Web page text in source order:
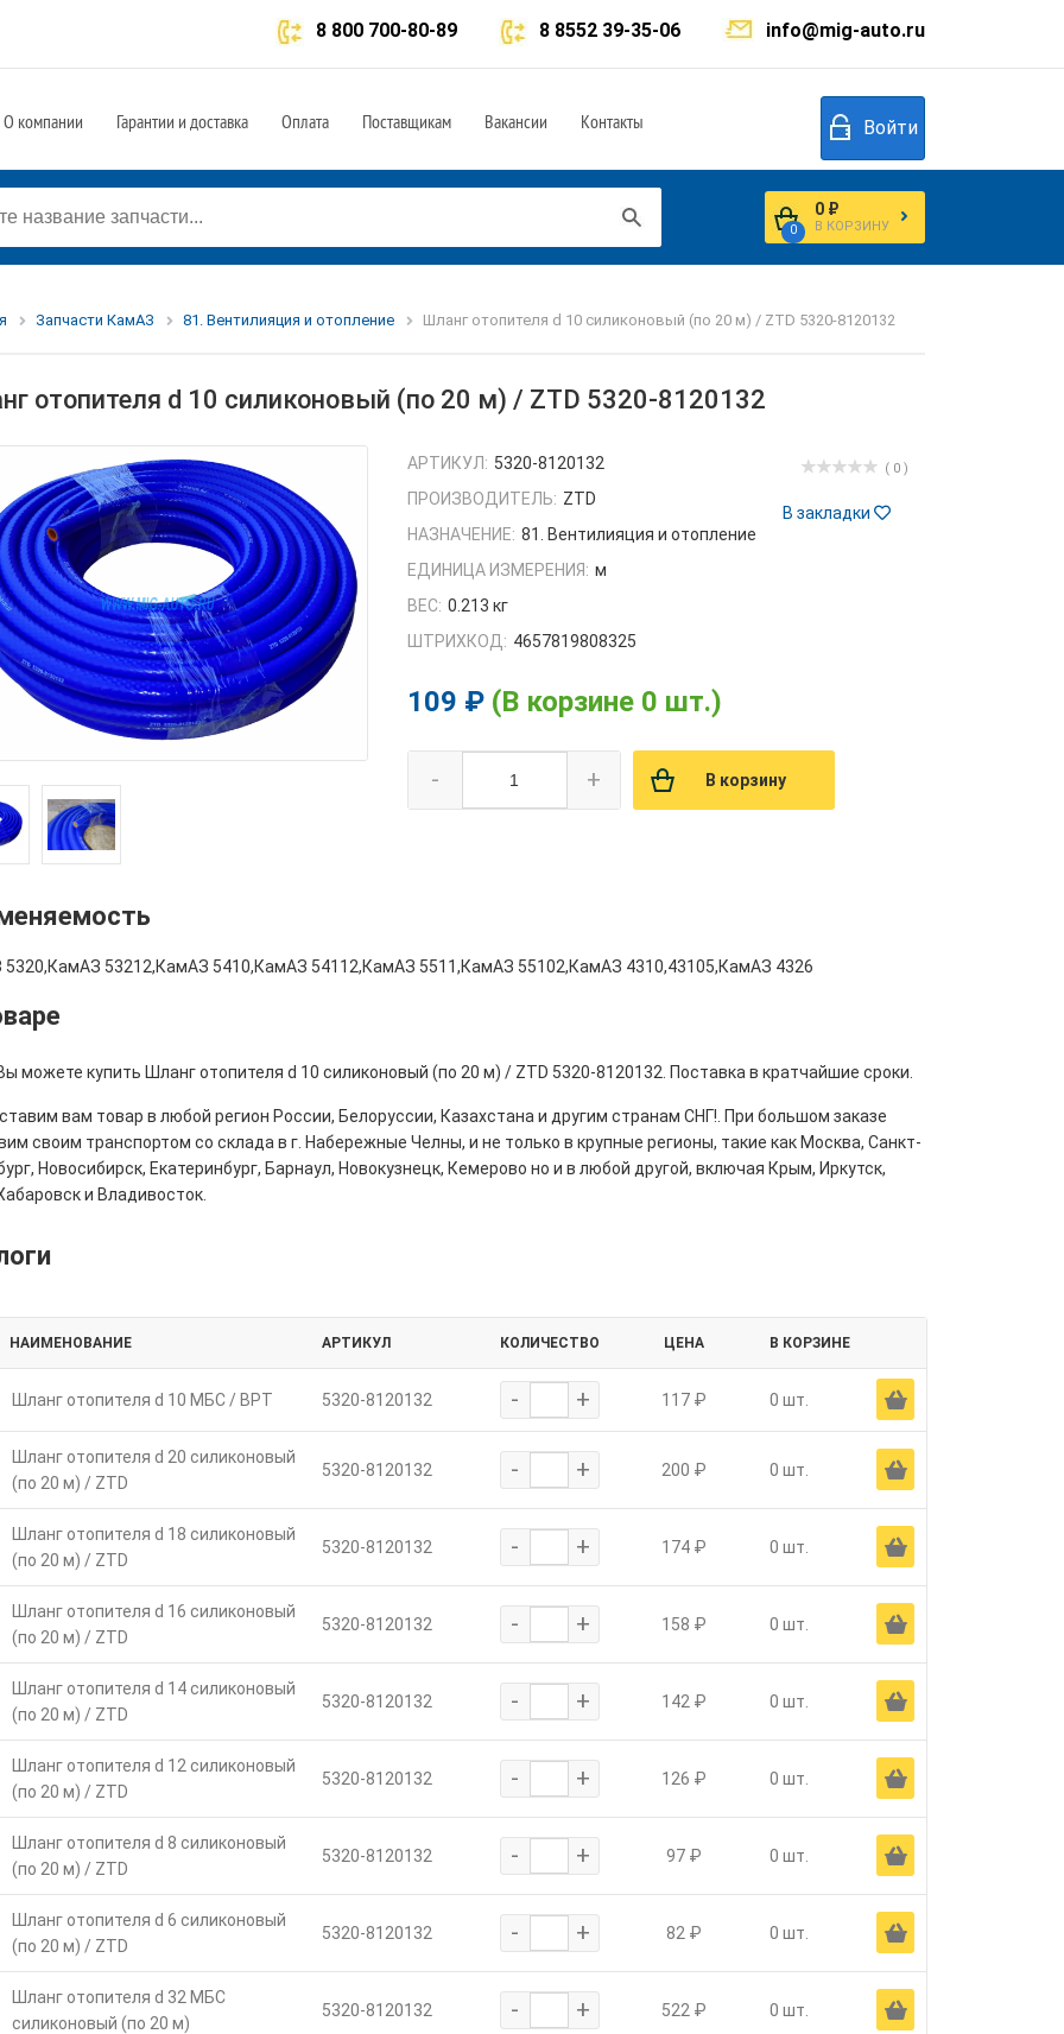
info@mig-auto.ru
8 8552 39-35-06
8 800 700-80-89
О компании Гарантии и доставка Оплата Поставщикам Вакансии Контакты Войти
0
0 ₽
В КОРЗИНУ
Запчасти КамАЗ 81. Вентилияция и отопление Шланг отопителя d 10 силиконовый (по 20 м) / ZTD 5320-8120132
отопителя d 10 силиконовый (по 20 м) / ZTD 5320-8120132
( 0 )
В закладки
АРТИКУЛ: 5320-8120132
ПРОИЗВОДИТЕЛЬ: ZTD
НАЗНАЧЕНИЕ: 81. Вентилияция и отопление
ЕДИНИЦА ИЗМЕРЕНИЯ: м
ВЕС: 0.213 кг
ШТРИХКОД: 4657819808325
109 ₽ (В корзине 0 шт.)
- + В корзину
5320,КамАЗ 53212,КамАЗ 5410,КамАЗ 54112,КамАЗ 5511,КамАЗ 55102,КамАЗ 4310,43105,КамАЗ 4326
можете купить Шланг отопителя d 10 силиконовый (по 20 м) / ZTD 5320-8120132. Поставка в кратчайшие сроки.
вам товар в любой регион России, Белоруссии, Казахстана и другим странам СНГ!. При большом заказе
своим транспортом со склада в г. Набережные Челны, и не только в крупные регионы, такие как Москва, Санкт-
Новосибирск, Екатеринбург, Барнаул, Новокузнецк, Кемерово но и в любой другой, включая Крым, Иркутск,
и Владивосток.
НАИМЕНОВАНИЕ АРТИКУЛ КОЛИЧЕСТВО ЦЕНА В КОРЗИНЕ
Шланг отопителя d 10 МБС / ВРТ 5320-8120132 - + 117 ₽ 0 шт. Ä
Шланг отопителя d 20 силиконовый
(по 20 м) / ZTD
5320-8120132 - + 200 ₽ 0 шт. Ä
Шланг отопителя d 18 силиконовый
(по 20 м) / ZTD
5320-8120132 - + 174 ₽ 0 шт. Ä
Шланг отопителя d 16 силиконовый
(по 20 м) / ZTD
5320-8120132 - + 158 ₽ 0 шт. Ä
Шланг отопителя d 14 силиконовый
(по 20 м) / ZTD
5320-8120132 - + 142 ₽ 0 шт. Ä
Шланг отопителя d 12 силиконовый
(по 20 м) / ZTD
5320-8120132 - + 126 ₽ 0 шт. Ä
Шланг отопителя d 8 силиконовый
(по 20 м) / ZTD
5320-8120132 - + 97 ₽ 0 шт. Ä
Шланг отопителя d 6 силиконовый
(по 20 м) / ZTD
5320-8120132 - + 82 ₽ 0 шт. Ä
Шланг отопителя d 32 МБС
силиконовый (по 20 м)
5320-8120132 - + 522 ₽ 0 шт. Ä